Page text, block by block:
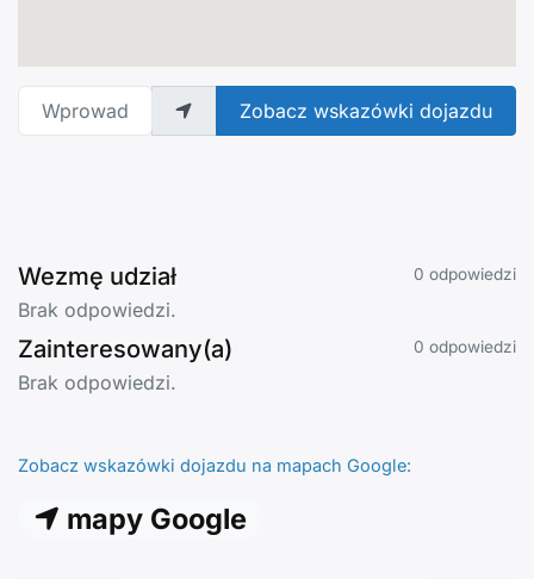
Wprowadź adres Zobacz wskazówki dojazdu
Wezmę udział 0 odpowiedzi
Brak odpowiedzi.
Zainteresowany(a) 0 odpowiedzi
Brak odpowiedzi.
Zobacz wskazówki dojazdu na mapach Google:
mapy Google